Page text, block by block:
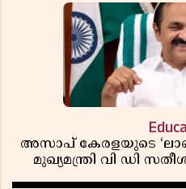
അസാപ് കേരളയുടെ
മുഖ്യമന്ത്രി വി ഡി